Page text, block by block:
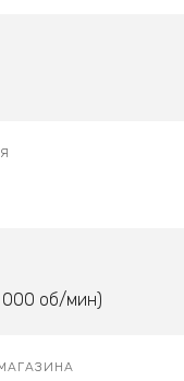
000 об/мин)